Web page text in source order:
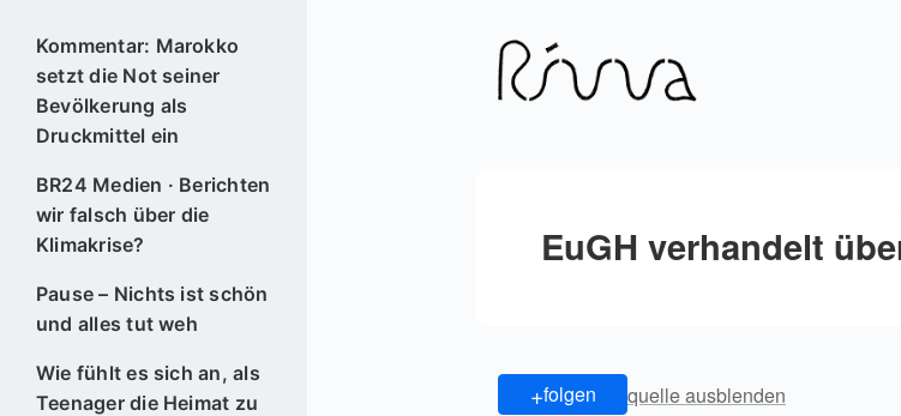
Kommentar: Marokko
setzt die Not seiner
Bevölkerung als
Druckmittel ein
BR24 Medien · Berichten
wir falsch über die
Klimakrise?
Pause – Nichts ist schön
und alles tut weh
Wie fühlt es sich an, als
Teenager die Heimat zu
EuGH verhandelt
+folgen quelle ausblenden